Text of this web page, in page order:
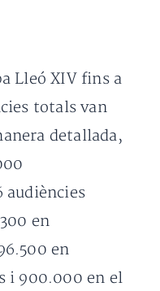
Lleó XIV fins a
totals van
detallada,
audiències
en
en
i 900.000 en el